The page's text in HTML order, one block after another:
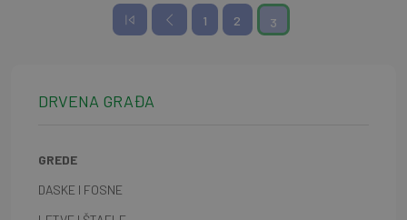
1 2 3
DRVENA GRAĐA
GREDE
DASKE I FOSNE